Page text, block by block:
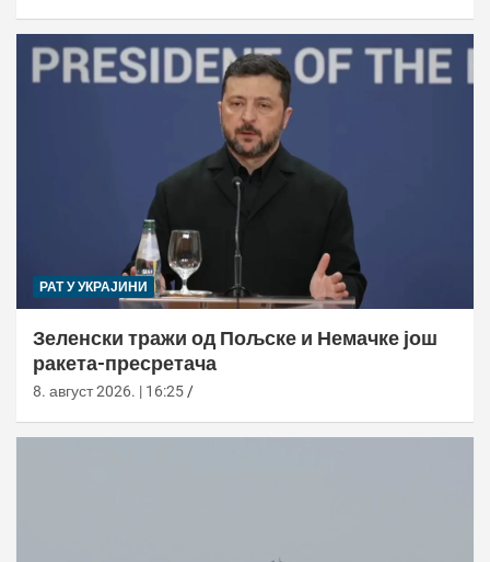
РАТ У УКРАЈИНИ
Зеленски тражи од Пољске и Немачке још
ракета-пресретача
8. август 2026. | 16:25